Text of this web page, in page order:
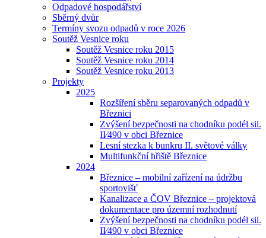
Odpadové hospodářství
Sběrný dvůr
Termíny svozu odpadů v roce 2026
Soutěž Vesnice roku
Soutěž Vesnice roku 2015
Soutěž Vesnice roku 2014
Soutěž Vesnice roku 2013
Projekty
2025
Rozšíření sběru separovaných odpadů v
Březnici
Zvýšení bezpečnosti na chodníku podél sil.
II⁄490 v obci Březnice
Lesní stezka k bunkru II. světové války
Multifunkční hřiště Březnice
2024
Březnice – mobilní zařízení na údržbu
sportovišť
Kanalizace a ČOV Březnice – projektová
dokumentace pro územní rozhodnutí
Zvýšení bezpečnosti na chodníku podél sil.
II⁄490 v obci Březnice